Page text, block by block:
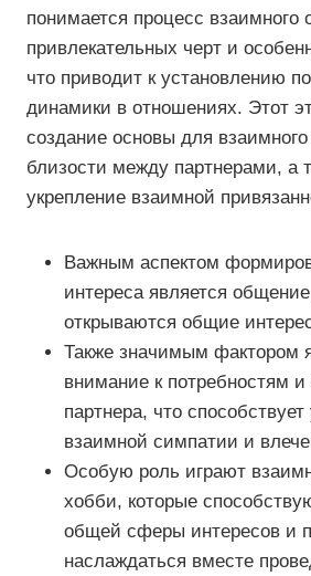
понимается процесс взаимного
привлекательных черт и
что приводит к установлению
динамики в отношениях. Этот
создание основы для
близости между партнерами, а
укрепление взаимной
Важным аспектом
интереса является
открываются общие
Также значимым фактором
внимание к потребностям
партнера, что
взаимной симпатии и
Особую роль играют
хобби, которые
общей сферы интересов и
наслаждаться вместе